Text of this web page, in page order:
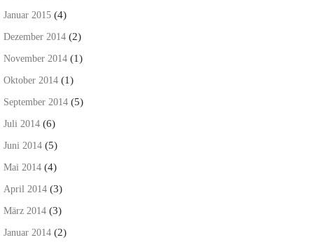
Januar 2015 (4)
Dezember 2014 (2)
November 2014 (1)
Oktober 2014 (1)
September 2014 (5)
Juli 2014 (6)
Juni 2014 (5)
Mai 2014 (4)
April 2014 (3)
März 2014 (3)
Januar 2014 (2)